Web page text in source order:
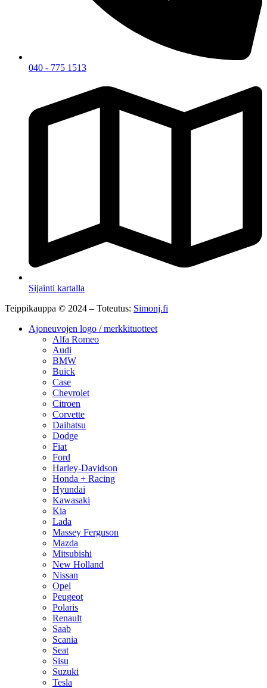
040 - 775 1513
Sijainti kartalla
Teippikauppa © 2024 – Toteutus: Simonj.fi
Ajoneuvojen logo / merkkituotteet
Alfa Romeo
Audi
BMW
Buick
Case
Chevrolet
Citroen
Corvette
Daihatsu
Dodge
Fiat
Ford
Harley-Davidson
Honda + Racing
Hyundai
Kawasaki
Kia
Lada
Massey Ferguson
Mazda
Mitsubishi
New Holland
Nissan
Opel
Peugeot
Polaris
Renault
Saab
Scania
Seat
Sisu
Suzuki
Tesla